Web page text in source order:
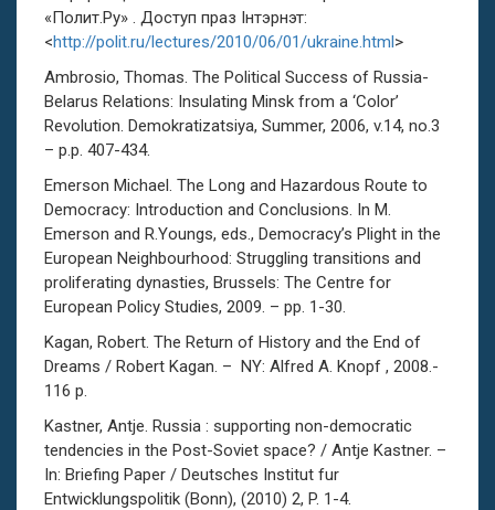
«Полит.Ру» . Доступ праз Інтэрнэт:
<http://polit.ru/lectures/2010/06/01/ukraine.html>
Ambrosio, Thomas. The Political Success of Russia-
Belarus Relations: Insulating Minsk from a ‘Color’
Revolution. Demokratizatsiya, Summer, 2006, v.14, no.3
– p.p. 407-434.
Emerson Michael. The Long and Hazardous Route to
Democracy: Introduction and Conclusions. In M.
Emerson and R.Youngs, eds., Democracy’s Plight in the
European Neighbourhood: Struggling transitions and
proliferating dynasties, Brussels: The Centre for
European Policy Studies, 2009. – pp. 1-30.
Kagan, Robert. The Return of History and the End of
Dreams / Robert Kagan. – NY: Alfred A. Knopf , 2008.-
116 p.
Kastner, Antje. Russia : supporting non-democratic
tendencies in the Post-Soviet space? / Antje Kastner. –
In: Briefing Paper / Deutsches Institut fur
Entwicklungspolitik (Bonn), (2010) 2, P. 1-4.